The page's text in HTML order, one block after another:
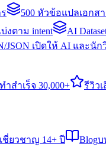
500 หัวข้อแปลเอกส
งตาม intent
AI
JSON เปิดให้ AI และนั
ำสำเร็จ 30,000+ รีวิว
ชี่ยวชาญ 14+ ปี Blogบ